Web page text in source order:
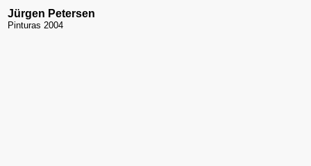
Jürgen Petersen
Pinturas 2004